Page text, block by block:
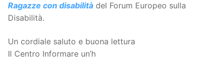
Ragazze con disabilità del Forum Europeo sulla
Disabilità.
Un cordiale saluto e buona lettura
Il Centro Informare un’h